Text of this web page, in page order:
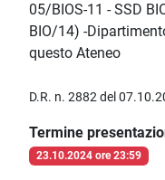
05/BIOS-11 - SSD
BIO/14) -
questo Ateneo
D.R. n. 2882 del
Termine
23.10.2024 ore 23:59